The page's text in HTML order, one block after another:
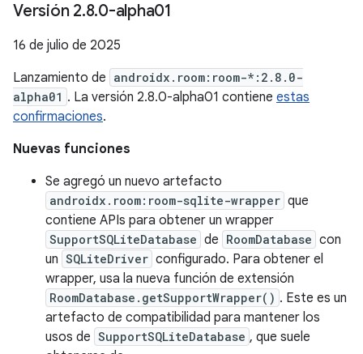
Versión 2.8.0-alpha01
16 de julio de 2025
Lanzamiento de androidx.room:room-*:2.8.0-
alpha01 . La versión 2.8.0-alpha01 contiene estas
confirmaciones.
Nuevas funciones
Se agregó un nuevo artefacto
androidx.room:room-sqlite-wrapper que
contiene APIs para obtener un wrapper
SupportSQLiteDatabase de RoomDatabase con
un SQLiteDriver configurado. Para obtener el
wrapper, usa la nueva función de extensión
RoomDatabase.getSupportWrapper() . Este es un
artefacto de compatibilidad para mantener los
usos de SupportSQLiteDatabase , que suele